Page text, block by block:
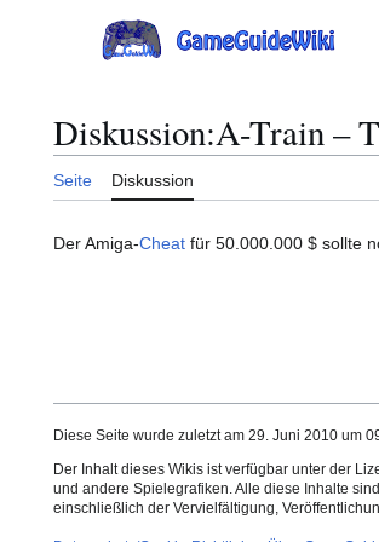
Hauptmenü
Diskussion:A-Train –
Seite Diskussion
Der Amiga-Cheat für 50.000.000 $ sollte
Diese Seite wurde zuletzt am 29. Juni 2010 um
Der Inhalt dieses Wikis ist verfügbar unter der
und andere Spielegrafiken. Alle diese Inhalte
einschließlich der Vervielfältigung,